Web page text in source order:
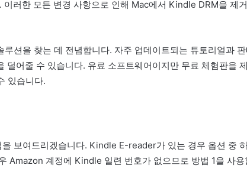
러한 모든 변경 사항으로 인해 Mac에서 Kindle DRM을 제
루션을 찾는 데 전념합니다. 자주 업데이트되는 튜토리얼과 판
덜어줄 수 있습니다. 유료 소프트웨어이지만 무료 체험판을
있습니다.
보여드리겠습니다. Kindle E-reader가 있는 경우 옵션 중
Amazon 계정에 Kindle 일련 번호가 없으므로 방법 1을 사용